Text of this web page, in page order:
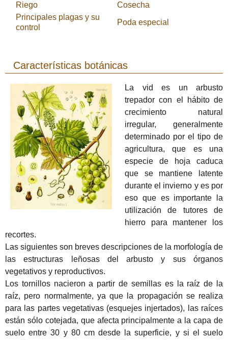
Riego
Cosecha
Principales plagas y su
control
Poda especial
Características botánicas
La vid es un arbusto
trepador con el hábito de
crecimiento natural
irregular, generalmente
determinado por el tipo de
agricultura, que es una
especie de hoja caduca
que se mantiene latente
durante el invierno y es por
eso que es importante la
utilización de
tutores
de
hierro
para mantener los
recortes.
Las siguientes son breves descripciones de la morfología de
las estructuras leñosas del arbusto y sus órganos
vegetativos y reproductivos.
Los tornillos nacieron a partir de semillas es la raíz de la
raíz, pero normalmente, ya que la propagación se realiza
para las partes vegetativas (esquejes injertados), las raíces
están sólo cotejada, que afecta principalmente a la capa de
suelo entre 30 y 80 cm desde la superficie, y si el suelo